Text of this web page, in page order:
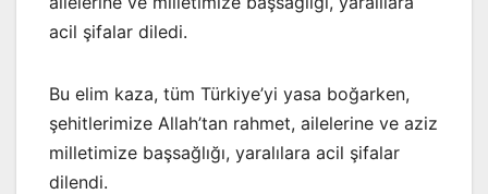
acil şifalar diledi.
Bu elim kaza, tüm Türkiye’yi yasa boğarken,
şehitlerimize Allah’tan rahmet, ailelerine ve aziz
milletimize başsağlığı, yaralılara acil şifalar
dilendi.